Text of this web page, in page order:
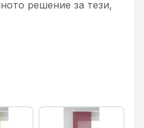
решение за тези,